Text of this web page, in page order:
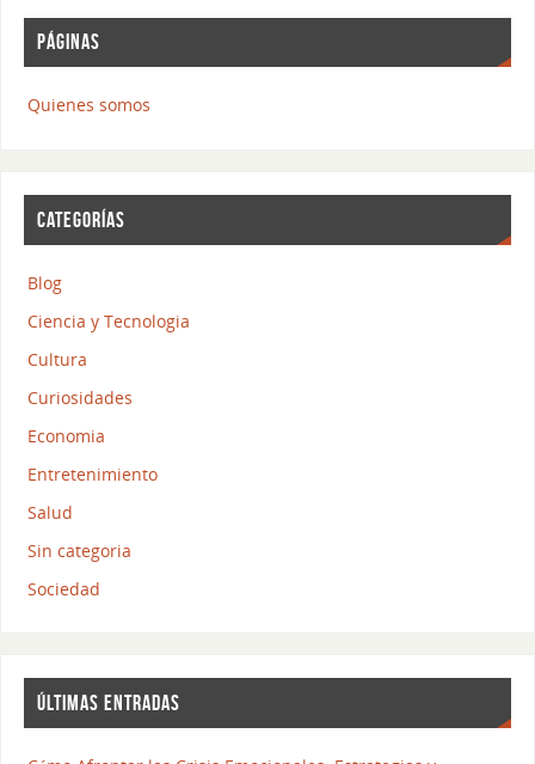
PÁGINAS
Quienes somos
CATEGORÍAS
Blog
Ciencia y Tecnologia
Cultura
Curiosidades
Economia
Entretenimiento
Salud
Sin categoria
Sociedad
ÚLTIMAS ENTRADAS